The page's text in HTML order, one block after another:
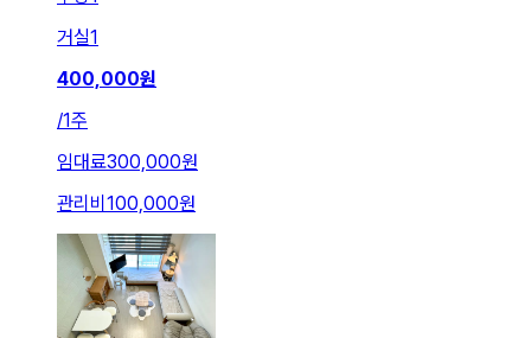
거실1
400,000원
/1주
임대료300,000원
관리비 100,000원